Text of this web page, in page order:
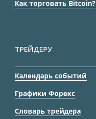
Как торговать Bitcoin?
ТРЕЙДЕРУ
Календарь событий
Графики Форекс
Словарь трейдера